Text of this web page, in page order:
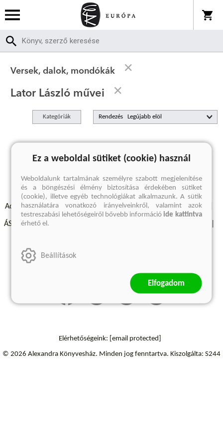
Versek, dalok, mondókák
Lator László művei
Kategóriák Rendezés
A keresett kifejezésre nincs találat
Adatvédelmi szabályzatok Elállási felmondási nyilatkozat
ÁSZF - Vásárlási feltételek
Szállítási információk
Elérhetőségeink: [email protected]
© 2026 Alexandra Könyvesház. Minden jog fenntartva. Kiszolgálta: S244
Ez a weboldal sütiket (cookie) használ
Weboldalunk tartalmának személyre szabott megjelenítése
és a böngészési élmény biztosítása érdekében sütiket
(cookie), illetve egyéb technológiákat alkalmazunk. A sütik
használatára vonatkozó irányelveinkről, valamint azok
testreszabási lehetőségeiről bővebb információide kattintva
érhető el.
Beállítások
Elfogadom